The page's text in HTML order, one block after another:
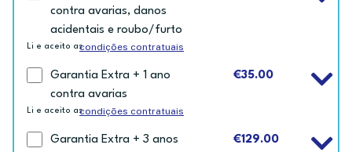
contra avarias, danos
acidentais e roubo/furto
Li e aceito ascondições contratuais
Garantia Extra + 1 ano
contra avarias
€35.00
Li e aceito ascondições contratuais
Garantia Extra + 3 anos
€129.00